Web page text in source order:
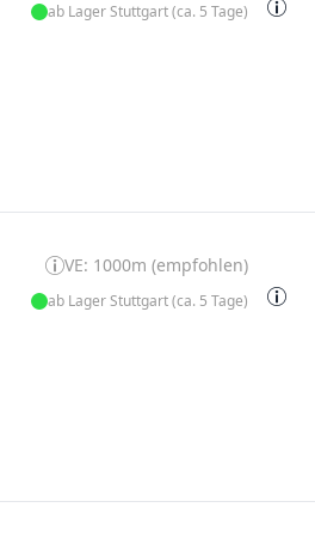
ab Lager Stuttgart (ca. 5 Tage)
VE: 1000m (empfohlen)
ab Lager Stuttgart (ca. 5 Tage)